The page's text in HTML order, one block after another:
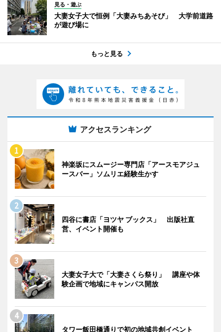
見る・遊ぶ
大妻女子大で恒例「大妻みちあそび」 大学前道路
が遊び場に
もっと見る
アクセスランキング
神楽坂にスムージー専門店「アースモアジュ
ースバー」ソムリエ経験生かす
四谷に書店「ヨツヤ ブックス」 出版社直
営、イベント開催も
大妻女子大で「大妻さくら祭り」 講座や体
験企画で地域にキャンパス開放
タワー飯田橋通りで初の地域共創イベント